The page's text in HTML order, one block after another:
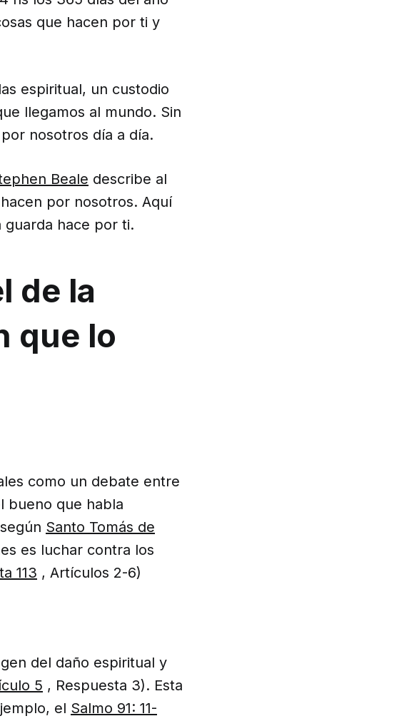
que hacen por ti y
espiritual, un custodio
llegamos al mundo. Sin
nosotros día a día.
Beale describe al
por nosotros. Aquí
guarda hace por ti.
de la
que lo
como un debate entre
bueno que habla
Santo Tomás de
es luchar contra los
113 , Artículos 2-6)
del daño espiritual y
5 , Respuesta 3). Esta
el Salmo 91: 11-